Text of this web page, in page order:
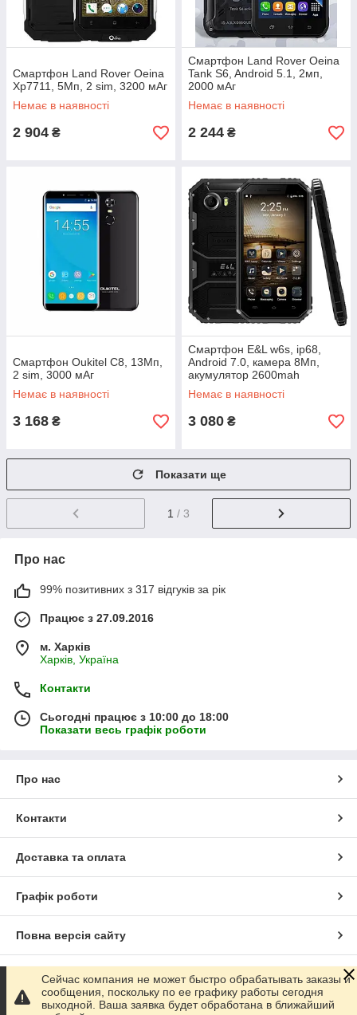
Смартфон Land Rover Oeina
Xp7711, 5Мп, 2 sim, 3200 мАг
Немає в наявності
2 904 ₴
Смартфон Land Rover Oeina
Tank S6, Android 5.1, 2мп,
2000 мАг
Немає в наявності
2 244 ₴
Смартфон Oukitel C8, 13Мп,
2 sim, 3000 мАг
Немає в наявності
3 168 ₴
Смартфон E&L w6s, ip68,
Android 7.0, камера 8Мп,
акумулятор 2600mah
Немає в наявності
3 080 ₴
Показати ще
1 / 3
Про нас
99% позитивних з 317 відгуків за рік
Працює з 27.09.2016
м. Харків
Харків, Україна
Контакти
Сьогодні працює з 10:00 до 18:00
Показати весь графік роботи
Про нас
Контакти
Доставка та оплата
Графік роботи
Повна версія сайту
Сайт створено на маркетплейсі Prom.ua
Сейчас компания не может быстро обрабатывать заказы и
сообщения, поскольку по ее графику работы сегодня
выходной. Ваша заявка будет обработана в ближайший